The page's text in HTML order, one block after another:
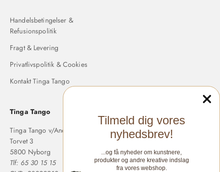
Handelsbetingelser &
Refusionspolitik
Fragt & Levering
Privatlivspolitik & Cookies
Kontakt Tinga Tango
Tinga Tango
Tinga Tango v/Anette Langholm
Torvet 3
5800 Nyborg
Tlf: 65 30 15 15
Tilmeld dig vores
nyhedsbrev!
...og få nyheder om kunstnere,
produkter og andre kreative indslag
fra vores webshop.